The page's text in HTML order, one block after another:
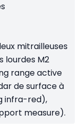
mitrailleuses
lourdes M2
range active
de surface à
infra-red),
measure).